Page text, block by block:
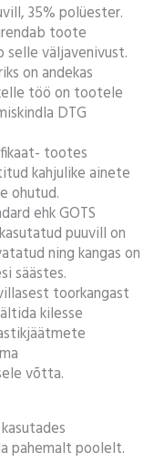
35% polüester.
toote
selle väljavenivust.
on andekas
töö on tootele
DTG
tootes
kahjulike ainete
ohutud.
ehk GOTS
puuvill on
ning kangas on
säästes.
toorkangast
kilesse
võtta.
pahemalt poolelt.